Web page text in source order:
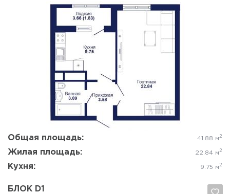
Общая площадь: 41.88 м 2
Жилая площадь: 22.84 м 2
Кухня: 9.75 м 2
Да, удалить
БЛОК D1